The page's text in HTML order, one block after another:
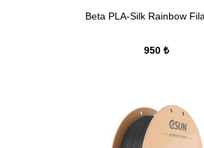
Beta PLA-Silk Rainbow
950 ₺